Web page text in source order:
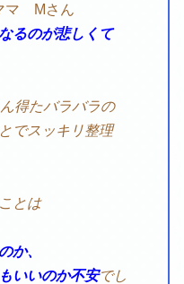
マ Mさん
るのが悲しくて
得たバラバラの
でスッキリ整理
とは
か、
いいのか不安でし